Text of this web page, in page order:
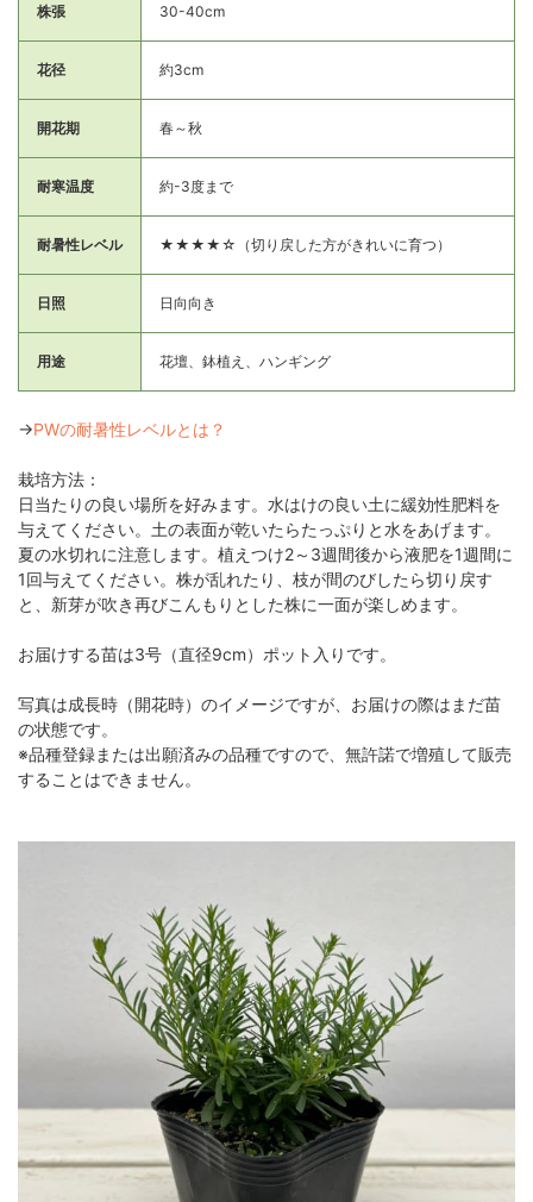
株張 30-40cm
花径 約3cm
開花期 春～秋
耐寒温度 約-3度まで
耐暑性レベル ★★★★☆（切り戻した方がきれいに育つ）
日照 日向向き
用途 花壇、鉢植え、ハンギング
→PWの耐暑性レベルとは？
栽培方法：
日当たりの良い場所を好みます。水はけの良い土に緩効性肥料を
与えてください。土の表面が乾いたらたっぷりと水をあげます。
夏の水切れに注意します。植えつけ2～3週間後から液肥を1週間に
1回与えてください。株が乱れたり、枝が間のびしたら切り戻す
と、新芽が吹き再びこんもりとした株に一面が楽しめます。
お届けする苗は3号（直径9cm）ポット入りです。
写真は成長時（開花時）のイメージですが、お届けの際はまだ苗
の状態です。
※品種登録または出願済みの品種ですので、無許諾で増殖して販売
することはできません。